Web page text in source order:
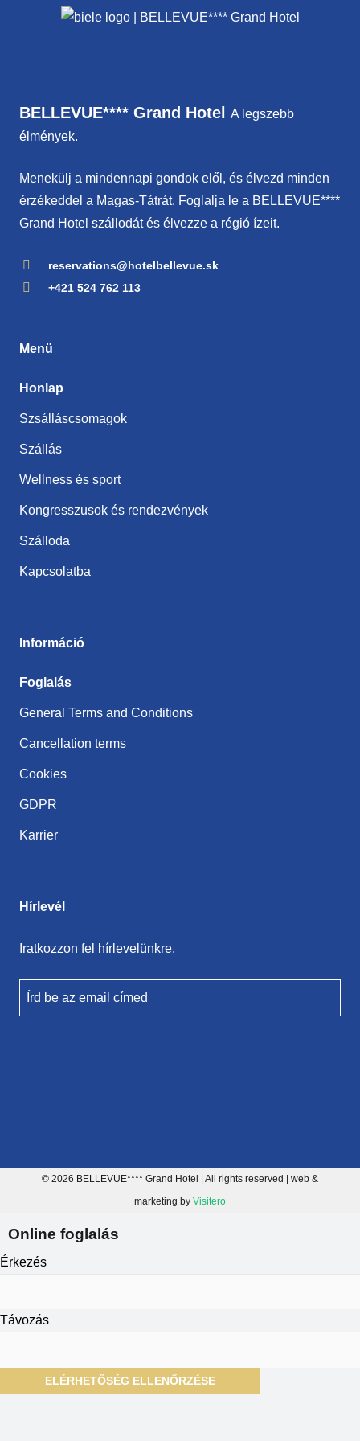
BELLEVUE**** Grand Hotel A legszebb
élmények.
Menekülj a mindennapi gondok elől, és élvezd minden
érzékeddel a Magas-Tátrát. Foglalja le a BELLEVUE****
Grand Hotel szállodát és élvezze a régió ízeit.
reservations@hotelbellevue.sk
+421 524 762 113
Menü
Honlap
Szsálláscsomagok
Szállás
Wellness és sport
Kongresszusok és rendezvények
Szálloda
Kapcsolatba
Információ
Foglalás
General Terms and Conditions
Cancellation terms
Cookies
GDPR
Karrier
Hírlevél
Iratkozzon fel hírlevelünkre.
Írd be az email címed
© 2026 BELLEVUE**** Grand Hotel | All rights reserved | web &
marketing by Visitero
Online foglalás
Érkezés
Távozás
ELÉRHETŐSÉG ELLENŐRZÉSE